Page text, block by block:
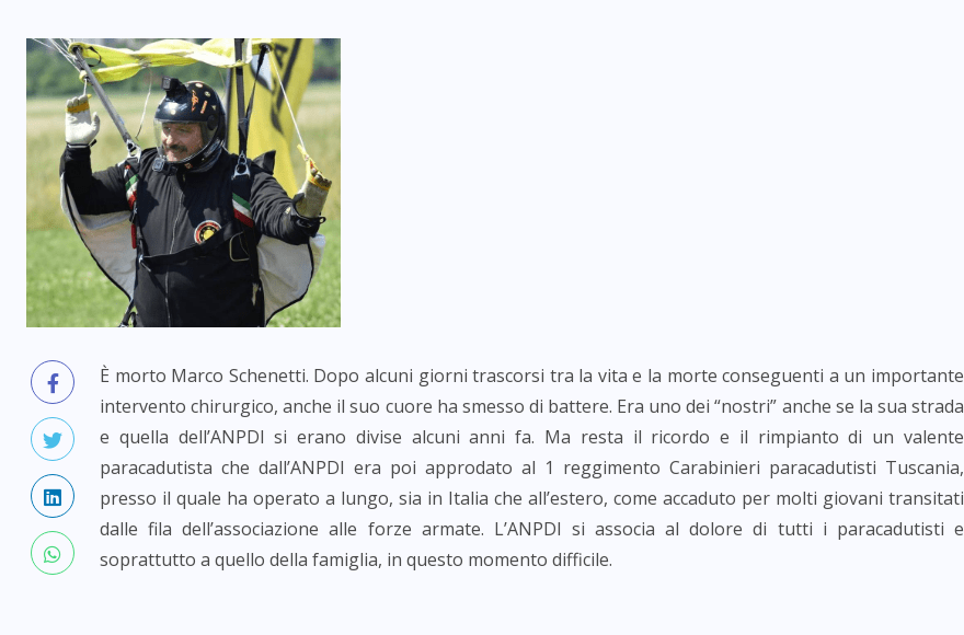
È morto Marco Schenetti. Dopo alcuni giorni trascorsi tra la vita e la morte conseguenti a un importante
intervento chirurgico, anche il suo cuore ha smesso di battere. Era uno dei “nostri” anche se la sua strada
e quella dell’ANPDI si erano divise alcuni anni fa. Ma resta il ricordo e il rimpianto di un valente
paracadutista che dall’ANPDI era poi approdato al 1 reggimento Carabinieri paracadutisti Tuscania,
presso il quale ha operato a lungo, sia in Italia che all’estero, come accaduto per molti giovani transitati
dalle fila dell’associazione alle forze armate. L’ANPDI si associa al dolore di tutti i paracadutisti e
soprattutto a quello della famiglia, in questo momento difficile.